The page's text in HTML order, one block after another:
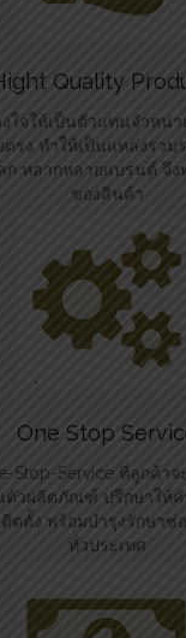
Quality
งใจให้เป็นตัวแทนจำหน่
รง ทำให้เป็นแหล่งรวม
หลากหลายแบรนด์ จึ
ของสินค้า
One Stop
Stop-Service ที่ลูกค้า
ตัวผลิตภัณฑ์ ปรึกษาให้
ดตั้ง พร้อมบำรุงรักษาซ่
ทั่วประเทศ